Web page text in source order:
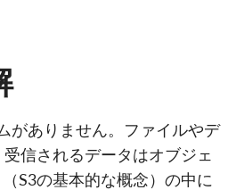
がありません。ファイルやデ
信されるデータはオブジェ
S3の基本的な概念）の中に